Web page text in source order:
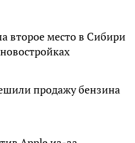
второе место в Сибири
продажу бензина